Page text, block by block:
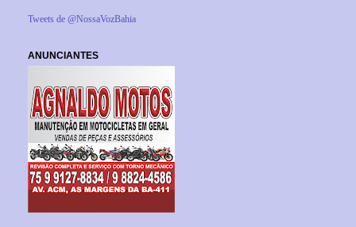
Tweets de @NossaVozBahia
ANUNCIANTES